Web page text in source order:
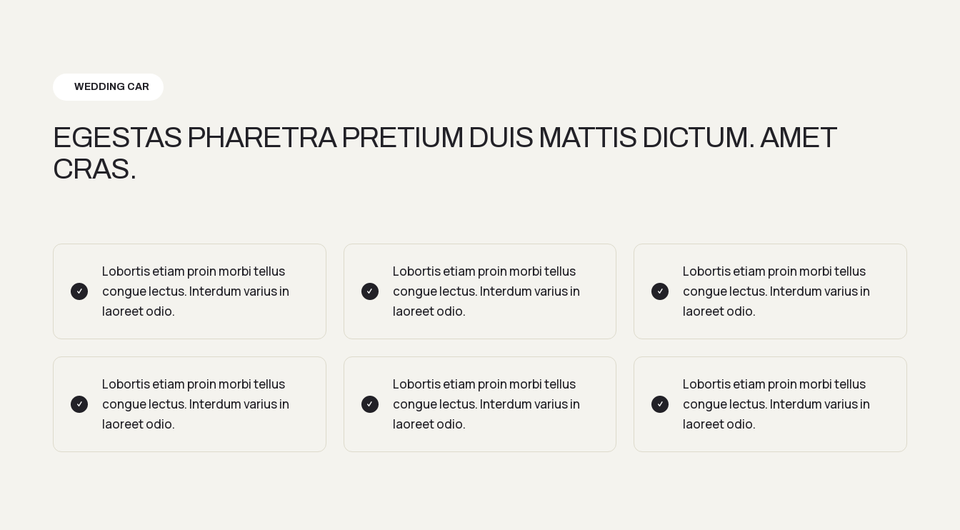
WEDDING CAR
EGESTAS PHARETRA PRETIUM DUIS MATTIS DICTUM. AMET
CRAS.
Lobortis etiam proin morbi tellus
congue lectus. Interdum varius in
laoreet odio.
Lobortis etiam proin morbi tellus
congue lectus. Interdum varius in
laoreet odio.
Lobortis etiam proin morbi tellus
congue lectus. Interdum varius in
laoreet odio.
Lobortis etiam proin morbi tellus
congue lectus. Interdum varius in
laoreet odio.
Lobortis etiam proin morbi tellus
congue lectus. Interdum varius in
laoreet odio.
Lobortis etiam proin morbi tellus
congue lectus. Interdum varius in
laoreet odio.